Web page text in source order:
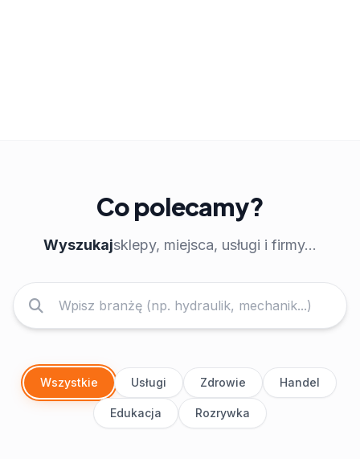
Co polecamy?
Wyszukajsklepy, miejsca, usługi i firmy...
Wszystkie Usługi Zdrowie Handel
Edukacja Rozrywka